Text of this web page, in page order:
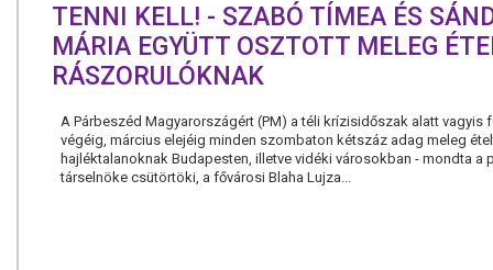
TENNI KELL! - SZABÓ TÍMEA ÉS
MÁRIA EGYÜTT OSZTOTT MELEG
RÁSZORULÓKNAK
A Párbeszéd Magyarországért (PM) a téli krízisidőszak alatt vagyis
végéig, március elejéig minden szombaton kétszáz adag meleg
hajléktalanoknak Budapesten, illetve vidéki városokban - mondta a
társelnöke csütörtöki, a fővárosi Blaha Lujza...